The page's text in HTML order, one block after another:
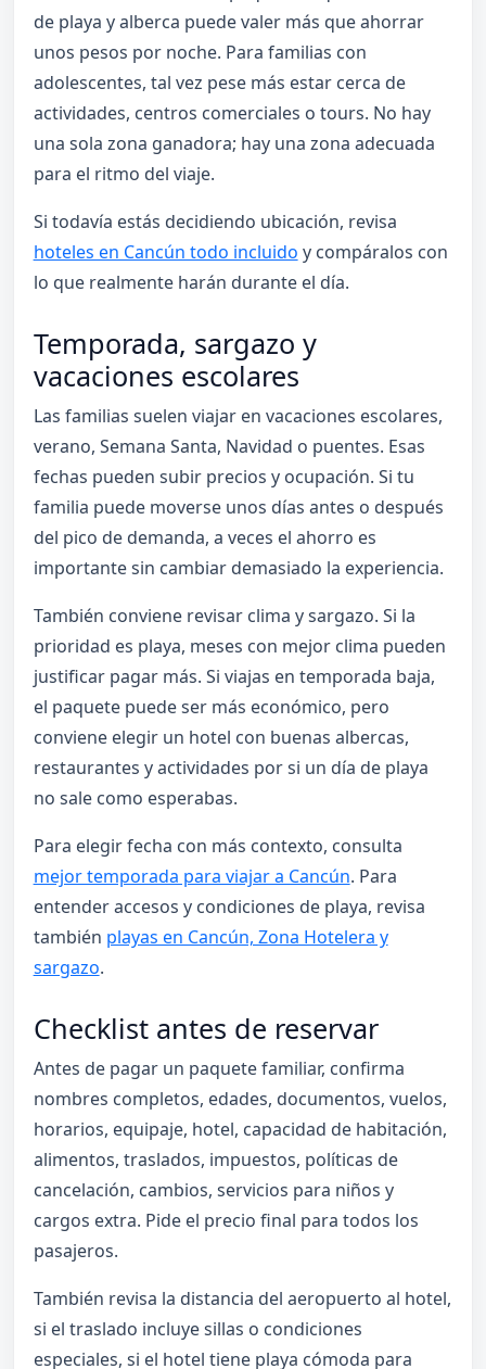
de playa y alberca puede valer más que ahorrar
unos pesos por noche. Para familias con
adolescentes, tal vez pese más estar cerca de
actividades, centros comerciales o tours. No hay
una sola zona ganadora; hay una zona adecuada
para el ritmo del viaje.
Si todavía estás decidiendo ubicación, revisa
hoteles en Cancún todo incluido y compáralos con
lo que realmente harán durante el día.
Temporada, sargazo y
vacaciones escolares
Las familias suelen viajar en vacaciones escolares,
verano, Semana Santa, Navidad o puentes. Esas
fechas pueden subir precios y ocupación. Si tu
familia puede moverse unos días antes o después
del pico de demanda, a veces el ahorro es
importante sin cambiar demasiado la experiencia.
También conviene revisar clima y sargazo. Si la
prioridad es playa, meses con mejor clima pueden
justificar pagar más. Si viajas en temporada baja,
el paquete puede ser más económico, pero
conviene elegir un hotel con buenas albercas,
restaurantes y actividades por si un día de playa
no sale como esperabas.
Para elegir fecha con más contexto, consulta
mejor temporada para viajar a Cancún. Para
entender accesos y condiciones de playa, revisa
también playas en Cancún, Zona Hotelera y
sargazo.
Checklist antes de reservar
Antes de pagar un paquete familiar, confirma
nombres completos, edades, documentos, vuelos,
horarios, equipaje, hotel, capacidad de habitación,
alimentos, traslados, impuestos, políticas de
cancelación, cambios, servicios para niños y
cargos extra. Pide el precio final para todos los
pasajeros.
También revisa la distancia del aeropuerto al hotel,
si el traslado incluye sillas o condiciones
especiales, si el hotel tiene playa cómoda para